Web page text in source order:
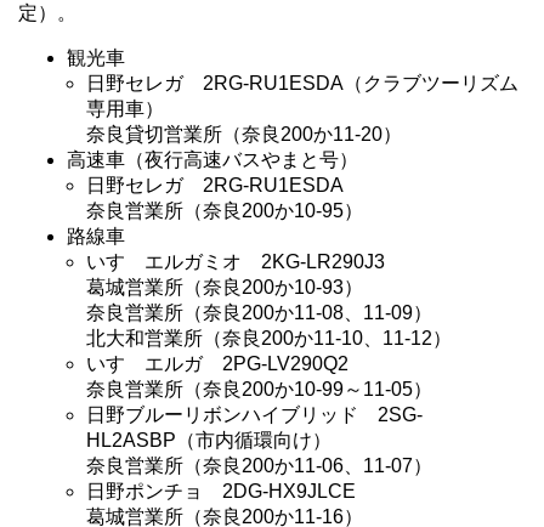
定）。
観光車
日野セレガ 2RG-RU1ESDA（クラブツーリズム
専用車）
奈良貸切営業所（奈良200か11-20）
高速車（夜行高速バスやまと号）
日野セレガ 2RG-RU1ESDA
奈良営業所（奈良200か10-95）
路線車
いすゞエルガミオ 2KG-LR290J3
葛城営業所（奈良200か10-93）
奈良営業所（奈良200か11-08、11-09）
北大和営業所（奈良200か11-10、11-12）
いすゞエルガ 2PG-LV290Q2
奈良営業所（奈良200か10-99～11-05）
日野ブルーリボンハイブリッド 2SG-
HL2ASBP（市内循環向け）
奈良営業所（奈良200か11-06、11-07）
日野ポンチョ 2DG-HX9JLCE
葛城営業所（奈良200か11-16）